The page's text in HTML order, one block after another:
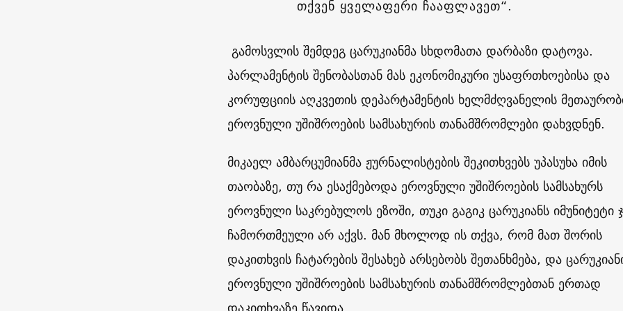
თქვენ ყველაფერი ჩააფლავეთ“.
გამოსვლის შემდეგ ცარუკიანმა სხდომათა დარბაზი დატოვა.
პარლამენტის შენობასთან მას ეკონომიკური უსაფრთხოებისა და
კორუფციის აღკვეთის დეპარტამენტის ხელმძღვანელის
ეროვნული უშიშროების სამსახურის თანამშრომლები დახვდნენ.
მიკაელ ამბარცუმიანმა ჟურნალისტების შეკითხვებს უპასუხა იმის
თაობაზე, თუ რა ესაქმებოდა ეროვნული უშიშროების სამსახურს
ეროვნული საკრებულოს ეზოში, თუკი გაგიკ ცარუკიანს იმუნიტეტი
ჩამორთმეული არ აქვს. მან მხოლოდ ის თქვა, რომ მათ შორის
დაკითხვის ჩატარების შესახებ არსებობს შეთანხმება, და
ეროვნული უშიშროების სამსახურის თანამშრომლებთან ერთად